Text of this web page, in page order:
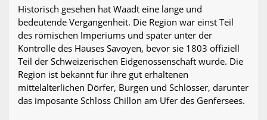
Historisch gesehen hat Waadt eine lange und
bedeutende Vergangenheit. Die Region war einst Teil
des römischen Imperiums und später unter der
Kontrolle des Hauses Savoyen, bevor sie 1803 offiziell
Teil der Schweizerischen Eidgenossenschaft wurde. Die
Region ist bekannt für ihre gut erhaltenen
mittelalterlichen Dörfer, Burgen und Schlösser, darunter
das imposante Schloss Chillon am Ufer des Genfersees.